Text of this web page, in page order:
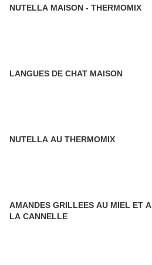
NUTELLA MAISON - THERMOMIX
LANGUES DE CHAT MAISON
NUTELLA AU THERMOMIX
AMANDES GRILLEES AU MIEL ET A
LA CANNELLE